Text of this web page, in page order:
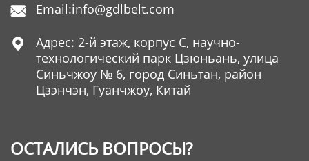
 Email:info@gdlbelt.com

Адрес: 2-й этаж, корпус C, научно-
технологический парк Цзюньань, улица
Синьчжоу № 6, город Синьтан, район
Цзэнчэн, Гуанчжоу, Китай
ОСТАЛИСЬ ВОПРОСЫ?